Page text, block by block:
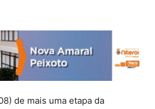
de mais uma etapa da